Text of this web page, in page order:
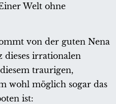
Welt ohne
von der guten Nena
dieses irrationalen
traurigen,
wohl möglich sogar das
ist: